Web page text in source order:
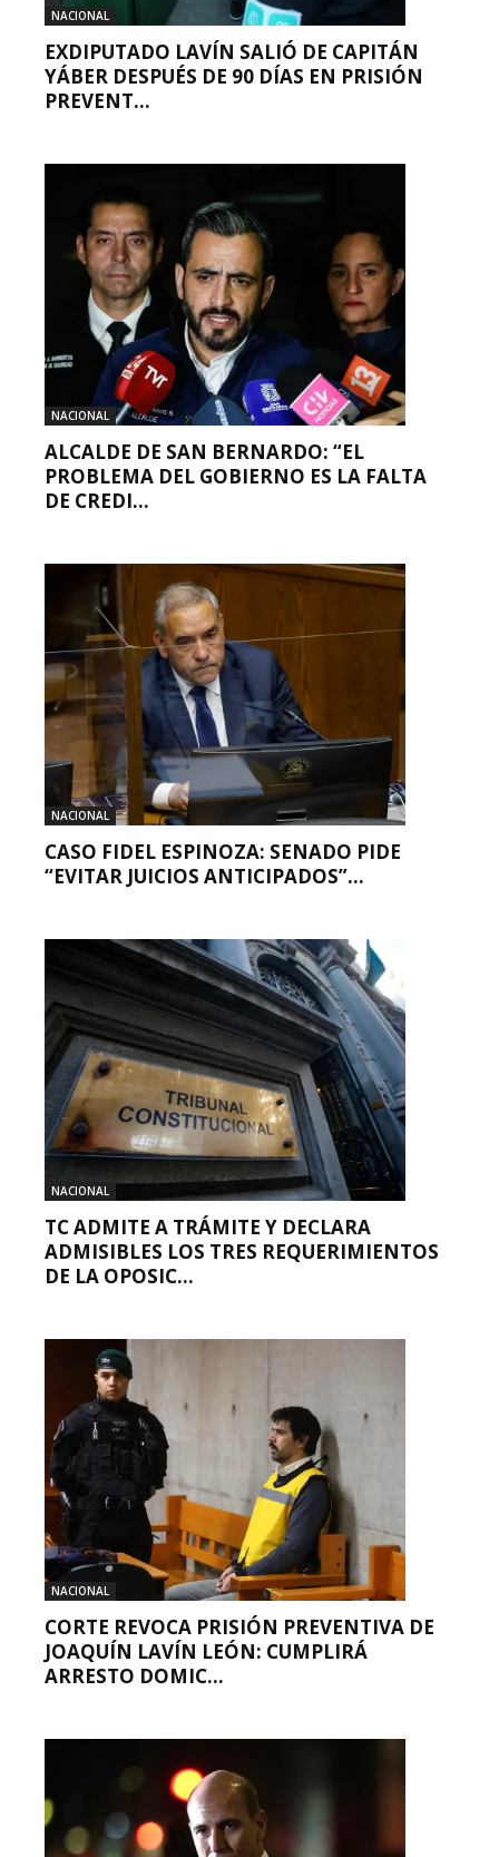
NACIONAL
EXDIPUTADO LAVÍN SALIÓ DE CAPITÁN
YÁBER DESPUÉS DE 90 DÍAS EN PRISIÓN
PREVENT...
NACIONAL
ALCALDE DE SAN BERNARDO: “EL
PROBLEMA DEL GOBIERNO ES LA FALTA
DE CREDI...
NACIONAL
CASO FIDEL ESPINOZA: SENADO PIDE
“EVITAR JUICIOS ANTICIPADOS”...
NACIONAL
TC ADMITE A TRÁMITE Y DECLARA
ADMISIBLES LOS TRES REQUERIMIENTOS
DE LA OPOSIC...
NACIONAL
CORTE REVOCA PRISIÓN PREVENTIVA DE
JOAQUÍN LAVÍN LEÓN: CUMPLIRÁ
ARRESTO DOMIC...